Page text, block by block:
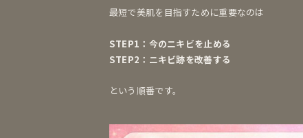
最短で美肌を目指すために重要なのは
STEP1：今のニキビを止める
STEP2：ニキビ跡を改善する
という順番です。